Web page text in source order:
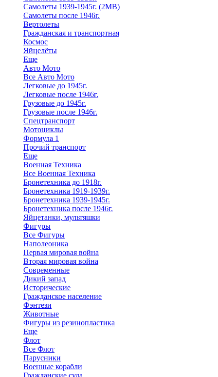
Самолеты 1939-1945г. (2МВ)
Самолеты после 1946г.
Вертолеты
Гражданская и транспортная
Космос
Яйцелёты
Еще
Авто Мото
Все Авто Мото
Легковые до 1945г.
Легковые после 1946г.
Грузовые до 1945г.
Грузовые после 1946г.
Спецтранспорт
Мотоциклы
Формула 1
Прочий транспорт
Еще
Военная Техника
Все Военная Техника
Бронетехника до 1918г.
Бронетехника 1919-1939г.
Бронетехника 1939-1945г.
Бронетехника после 1946г.
Яйцетанки, мультяшки
Фигуры
Все Фигуры
Наполеоника
Первая мировая война
Вторая мировая война
Современные
Дикий запад
Исторические
Гражданское население
Фэнтези
Животные
Фигуры из резинопластика
Еще
Флот
Все Флот
Парусники
Военные корабли
Гражданские суда